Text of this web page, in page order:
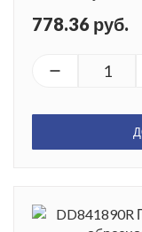
778.36 руб.